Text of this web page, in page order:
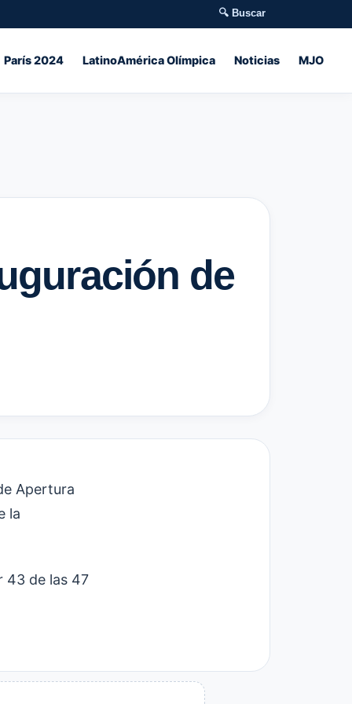
🔍 Buscar
París 2024 LatinoAmérica Olímpica Noticias MJO
de
Apertura
la
43 de las 47